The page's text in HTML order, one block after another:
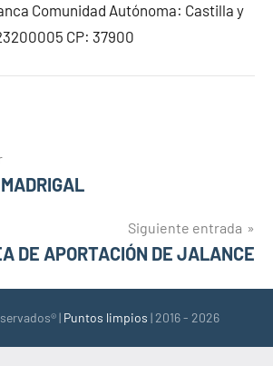
Comunidad Autónoma: Castilla y
CP: 37900
Siguiente entrada
DE APORTACIÓN DE JALANCE
| Puntos limpios | 2016 - 2026